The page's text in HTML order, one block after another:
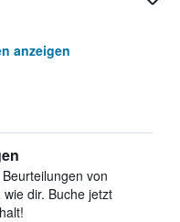
anzeigen
von
dir. Buche jetzt